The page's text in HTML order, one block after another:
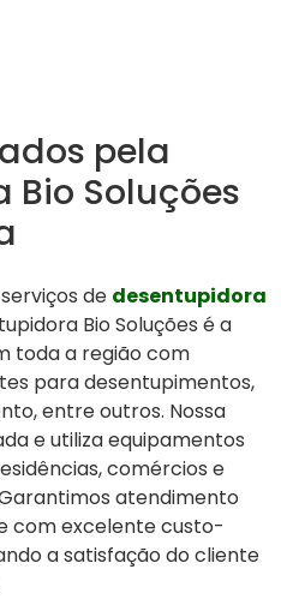
pela
Bio Soluções
de desentupidora
Bio Soluções é a
toda a região com
para desentupimentos,
entre outros. Nossa
e utiliza equipamentos
comércios e
atendimento
com excelente custo-
a satisfação do cliente